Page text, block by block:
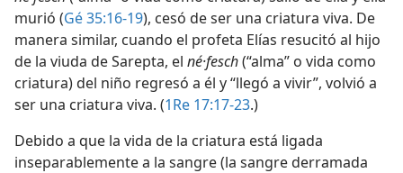
murió (Gé 35:16-19), cesó de ser una criatura viva. De
manera similar, cuando el profeta Elías resucitó al hijo
de la viuda de Sarepta, el né·fesch(“alma” o vida como
criatura) del niño regresó a él y “llegó a vivir”, volvió a
ser una criatura viva. (1Re 17:17-23.)
Debido a que la vida de la criatura está ligada
inseparablemente a la sangre (la sangre derramada